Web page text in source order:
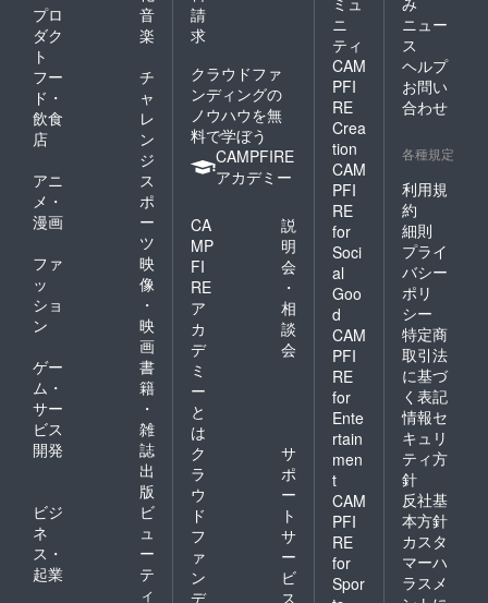
プロ
ダク
ト
音
楽
フー
ド・
飲食
店
チ
ャ
レ
ン
ジ
アニ
メ・
漫画
ス
ポ
ー
ツ
ファ
ッ
ショ
ン
映
像
・
映
画
ゲー
ム・
サー
ビス
開発
書
籍
・
雑
誌
出
版
ビジ
ネ
ス・
起業
ビ
ュ
ー
テ
ィ
請
求
クラウドファ
ンディングの
ノウハウを無
料で学ぼう
CAMPFIRE
アカデミー
CA
MP
FI
RE
ア
カ
デ
ミ
ー
と
は
説
明
会
・
相
談
会
ク
ラ
ウ
ド
フ
ァ
ン
デ
サ
ポ
ー
ト
サ
ー
ビ
ス
ニ
ティ
CAM
PFI
RE
Crea
tion
CAM
PFI
RE
for
Soci
al
Goo
d
CAM
PFI
RE
for
Ente
rtain
men
t
CAM
PFI
RE
for
Spor
ニュー
ス
ヘルプ
お問い
合わせ
各種規定
利用規
約
細則
プライ
バシー
ポリ
シー
特定商
取引法
に基づ
く表記
情報セ
キュリ
ティ方
針
反社基
本方針
カスタ
マーハ
ラスメ